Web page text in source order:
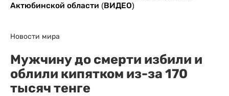
Актюбинской области (ВИДЕО)
Новости мира
Мужчину до смерти избили и
облили кипятком из-за 170
тысяч тенге